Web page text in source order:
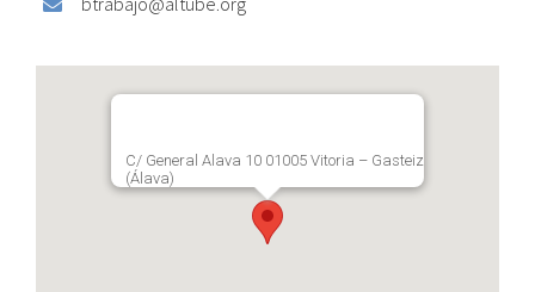
C/ General Alava 10 01005 Vitoria – Gasteiz
(Álava)